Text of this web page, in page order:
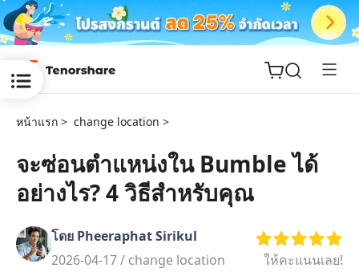
ReiBoot
Tenorshare
New
หน้าแรก > change location >
จะซ่อนตำแหน่งใน Bumble ได้
อย่างไร? 4 วิธีสำหรับคุณ
โดย Pheeraphat Sirikul
2026-04-17 / change location ให้คะแนนเลย!